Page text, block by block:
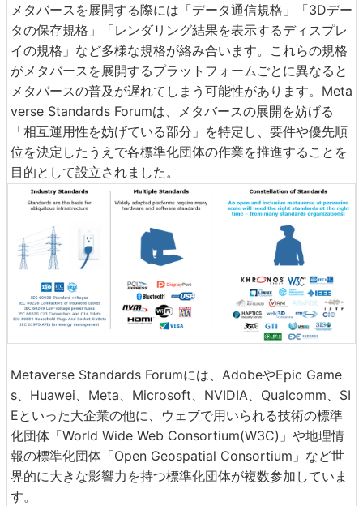
メタバースを展開する際には「データ通信規格」「3Dデー
タの保存規格」「レンダリング結果を表示するディスプレ
イの規格」など多様な規格が絡み合います。これらの規格
がメタバースを展開するプラットフォームごとに異なると
メタバースの普及が遅れてしまう可能性があります。Meta
verse Standards Forumは、メタバースの展開を妨げる
「相互運用性を妨げている部分」を特定し、要件や優先順
位を決定したうえで各標準化団体の作業を推進することを
目的として設立されました。
Metaverse Standards Forumには、AdobeやEpic Game
s、Huawei、Meta、Microsoft、NVIDIA、Qualcomm、SI
Eといった大企業の他に、ウェブで用いられる技術の標準
化団体「World Wide Web Consortium(W3C)」や地理情
報の標準化団体「Open Geospatial Consortium」など世
界的に大きな影響力を持つ標準化団体が複数参加していま
す。